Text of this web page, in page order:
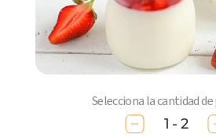
Selecciona la cantidad
1 - 2